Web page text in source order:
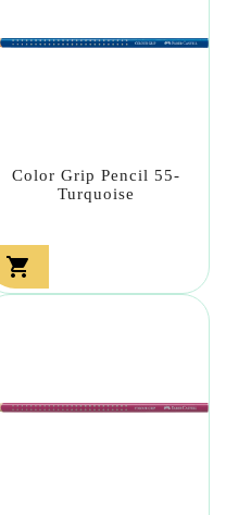
Color Grip Pencil 55-
Turquoise
